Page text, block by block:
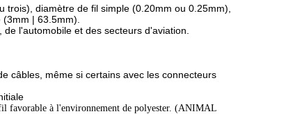
diamètre de fil simple (0.20mm ou 0.25mm),
| 63.5mm).
l'automobile et des secteurs d'aviation.
câbles, même si certains avec les connecteurs
favorable à l'environnement de polyester. (ANIMAL